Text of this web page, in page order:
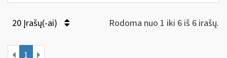
20 Įrašų(-ai) Rodoma nuo 1 iki 6 iš 6 irašų.
1